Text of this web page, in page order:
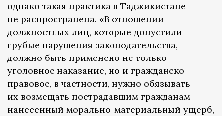
однако такая практика в Таджикистане
не распространена. «В отношении
должностных лиц, которые допустили
грубые нарушения законодательства,
должно быть применено не только
уголовное наказание, но и гражданско-
правовое, в частности, нужно обязывать
их возмещать пострадавшим гражданам
нанесенный морально-материальный ущерб,